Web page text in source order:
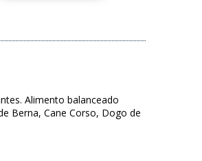
Alimento balanceado
Berna, Cane Corso, Dogo de